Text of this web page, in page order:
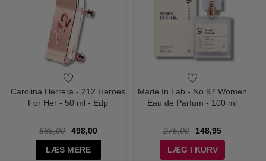
Carolina Herrera - 212 Heroes
For Her - 50 ml - Edp
685,00
498,00
LÆS MERE
Made In Lab - No 97 Women
Eau de Parfum - 100 ml
275,00
148,95
LÆG I KURV